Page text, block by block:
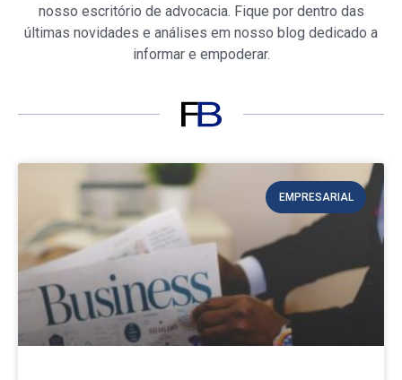
nosso escritório de advocacia. Fique por dentro das
últimas novidades e análises em nosso blog dedicado a
informar e empoderar.
EMPRESARIAL